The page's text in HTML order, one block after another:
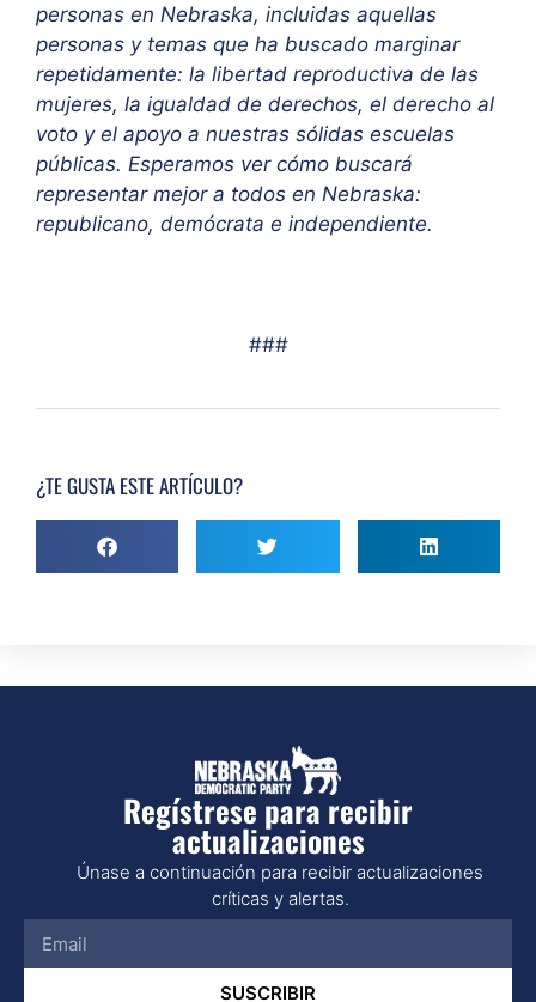
personas en Nebraska, incluidas aquellas
personas y temas que ha buscado marginar
repetidamente: la libertad reproductiva de las
mujeres, la igualdad de derechos, el derecho al
voto y el apoyo a nuestras sólidas escuelas
públicas. Esperamos ver cómo buscará
representar mejor a todos en Nebraska:
republicano, demócrata e independiente.
###
¿TE GUSTA ESTE ARTÍCULO?
Regístrese para recibir
actualizaciones
Únase a continuación para recibir actualizaciones
críticas y alertas.
SUSCRIBIR